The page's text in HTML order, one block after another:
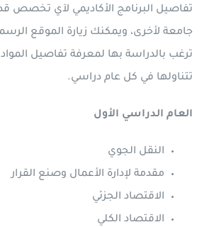
تفاصيل البرنامج الأكاديمي لآي تخصص
جامعة لأخرى، ويمكنك زيارة الموقع
ترغب بالدراسة بها لمعرفة تفاصيل المواد
تتناولها في كل عام دراسي.
العام الدراسي الأول
النقل الجوي
مقدمة لإدارة الأعمال وصنع القرار
الاقتصاد الجزئي
الاقتصاد الكلي